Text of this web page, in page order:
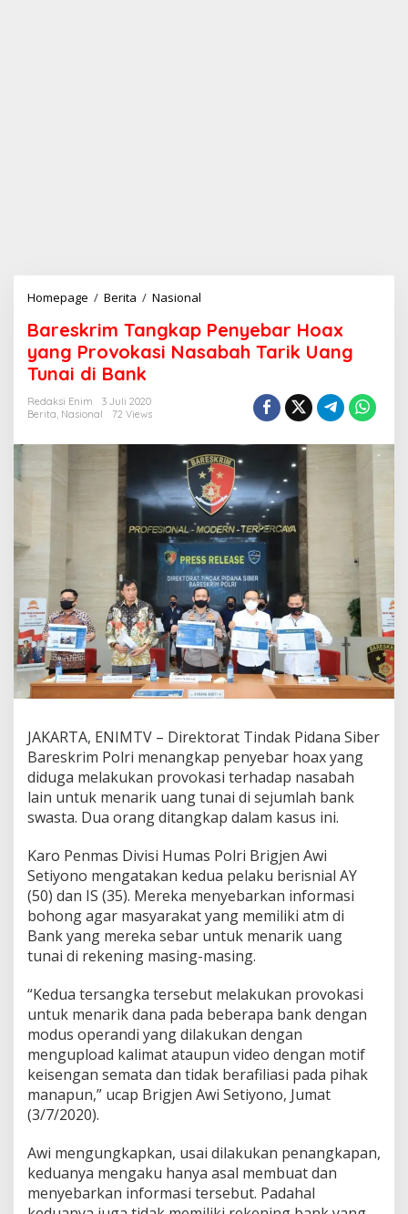
Homepage / Berita / Nasional
e
s
T
a
n
g
k
a
p
P
e
n
y
e
b
a
r
H
x
y
a
n
g
P
o
v
k
a
s
i
a
s
a
b
a
h
T
a
k
U
a
n
Bareskrim Tangkap Penyebar Hoax
yang Provokasi Nasabah Tarik Uang
Tunai di Bank
Redaksi Enim
3 Juli 2020
Berita, Nasional 72 Views
JAKARTA, ENIMTV – Direktorat Tindak Pidana Siber
Bareskrim Polri menangkap penyebar hoax yang
diduga melakukan provokasi terhadap nasabah
lain untuk menarik uang tunai di sejumlah bank
swasta. Dua orang ditangkap dalam kasus ini.
Karo Penmas Divisi Humas Polri Brigjen Awi
Setiyono mengatakan kedua pelaku berisnial AY
(50) dan IS (35). Mereka menyebarkan informasi
bohong agar masyarakat yang memiliki atm di
Bank yang mereka sebar untuk menarik uang
tunai di rekening masing-masing.
“Kedua tersangka tersebut melakukan provokasi
untuk menarik dana pada beberapa bank dengan
modus operandi yang dilakukan dengan
mengupload kalimat ataupun video dengan motif
keisengan semata dan tidak berafiliasi pada pihak
manapun,” ucap Brigjen Awi Setiyono, Jumat
(3/7/2020).
Awi mengungkapkan, usai dilakukan penangkapan,
keduanya mengaku hanya asal membuat dan
menyebarkan informasi tersebut. Padahal